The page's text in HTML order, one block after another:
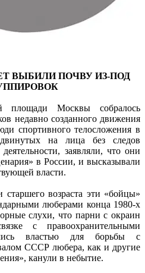
ВЫБИЛИ ПОЧВУ ИЗ-ПОД
Москвы собралось
недавно созданного движения
спортивного телосложения в
на лица без следов
заявляли, что они
в России, и высказывали
власти.
возраста эти «бойцы»
люберами конца 1980-х
слухи, что парни с окраин
с правоохранительными
властью для борьбы с
СССР любера, как и другие
канули в небытие.